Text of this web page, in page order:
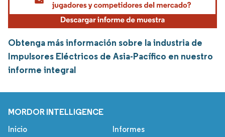
Obtenga más información sobre la industria de
Impulsores Eléctricos de Asia-Pacífico en nuestro
informe integral
MORDOR INTELLIGENCE
Inicio Informes